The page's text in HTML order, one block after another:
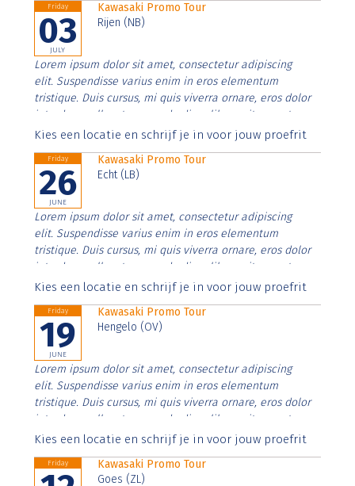
Friday
03
JULY
Kawasaki Promo Tour
Rijen (NB)
Lorem ipsum dolor sit amet, consectetur adipiscing
elit. Suspendisse varius enim in eros elementum
tristique. Duis cursus, mi quis viverra ornare, eros dolor
interdum nulla, ut commodo diam libero vitae erat.
Aenean faucibus nibh et justo cursus id rutrum lorem
Kies een locatie en schrijf je in voor jouw proefrit
Friday
26
JUNE
Kawasaki Promo Tour
Echt (LB)
Lorem ipsum dolor sit amet, consectetur adipiscing
elit. Suspendisse varius enim in eros elementum
tristique. Duis cursus, mi quis viverra ornare, eros dolor
interdum nulla, ut commodo diam libero vitae erat.
Aenean faucibus nibh et justo cursus id rutrum lorem
Kies een locatie en schrijf je in voor jouw proefrit
Friday
19
JUNE
Kawasaki Promo Tour
Hengelo (OV)
Lorem ipsum dolor sit amet, consectetur adipiscing
elit. Suspendisse varius enim in eros elementum
tristique. Duis cursus, mi quis viverra ornare, eros dolor
interdum nulla, ut commodo diam libero vitae erat.
Aenean faucibus nibh et justo cursus id rutrum lorem
Kies een locatie en schrijf je in voor jouw proefrit
Friday
Kawasaki Promo Tour
Goes (ZL)